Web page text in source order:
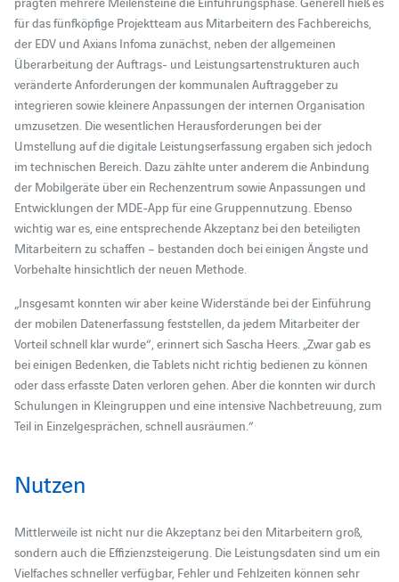
für das fünfköpfige Projektteam aus Mitarbeitern des Fachbereichs,
der EDV und Axians Infoma zunächst, neben der allgemeinen
Überarbeitung der Auftrags- und Leistungsartenstrukturen auch
veränderte Anforderungen der kommunalen Auftraggeber zu
integrieren sowie kleinere Anpassungen der internen Organisation
umzusetzen. Die wesentlichen Herausforderungen bei der
Umstellung auf die digitale Leistungserfassung ergaben sich jedoch
im technischen Bereich. Dazu zählte unter anderem die Anbindung
der Mobilgeräte über ein Rechenzentrum sowie Anpassungen und
Entwicklungen der MDE-App für eine Gruppennutzung. Ebenso
wichtig war es, eine entsprechende Akzeptanz bei den beteiligten
Mitarbeitern zu schaffen – bestanden doch bei einigen Ängste und
Vorbehalte hinsichtlich der neuen Methode.
„Insgesamt konnten wir aber keine Widerstände bei der Einführung
der mobilen Datenerfassung feststellen, da jedem Mitarbeiter der
Vorteil schnell klar wurde“, erinnert sich Sascha Heers. „Zwar gab es
bei einigen Bedenken, die Tablets nicht richtig bedienen zu können
oder dass erfasste Daten verloren gehen. Aber die konnten wir durch
Schulungen in Kleingruppen und eine intensive Nachbetreuung, zum
Teil in Einzelgesprächen, schnell ausräumen.“
Nutzen
Mittlerweile ist nicht nur die Akzeptanz bei den Mitarbeitern groß,
sondern auch die Effizienzsteigerung. Die Leistungsdaten sind um ein
Vielfaches schneller verfügbar, Fehler und Fehlzeiten können sehr